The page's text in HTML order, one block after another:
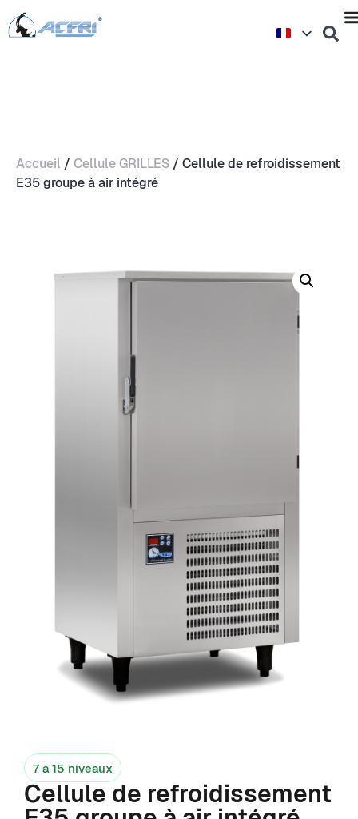
Accueil / Cellule GRILLES / Cellule de refroidissement
E35 groupe à air intégré
7 à 15 niveaux
Cellule de refroidissement